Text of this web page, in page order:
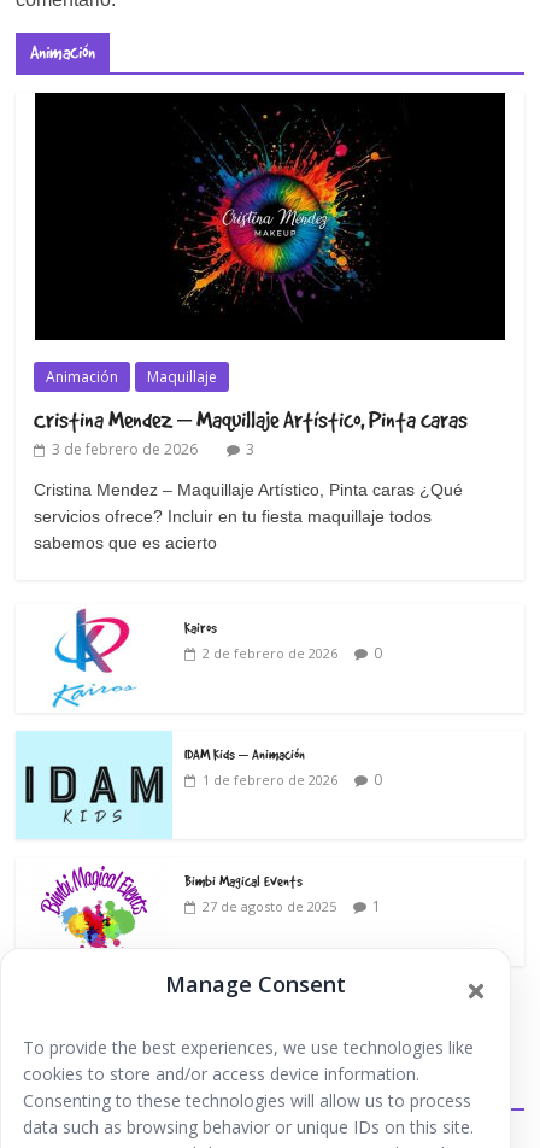
Manage Consent
To provide the best experiences, we use technologies like
cookies to store and/or access device information.
Consenting to these technologies will allow us to process
data such as browsing behavior or unique IDs on this site.
Animación
Animación Maquillaje
Cristina Mendez – Maquillaje Artístico, Pinta caras
3 de febrero de 2026 3
Cristina Mendez – Maquillaje Artístico, Pinta caras ¿Qué
servicios ofrece? Incluir en tu fiesta maquillaje todos
sabemos que es acierto
Kairos
2 de febrero de 2026 0
IDAM Kids – Animación
1 de febrero de 2026 0
Bimbi Magical Events
27 de agosto de 2025 1